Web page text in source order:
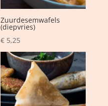
Zuurdesemwafels
(diepvries)
€ 5,25